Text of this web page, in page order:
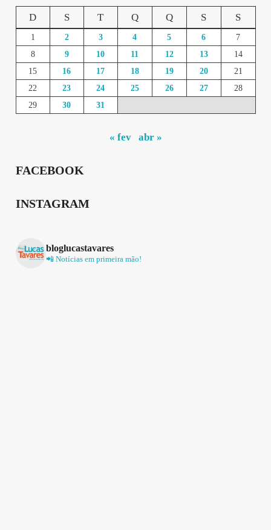
D S T Q Q S S
1 2 3 4 5 6
7
8
9 10 11 12 13
14
15
16 17 18 19 20
21
22
23 24 25 26 27
28
29
30 31
« fev abr »
FACEBOOK
INSTAGRAM
bloglucastavares
📲 Notícias em primeira mão!